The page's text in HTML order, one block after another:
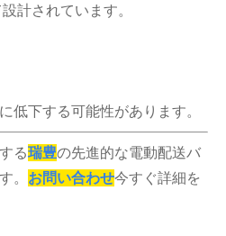
計されています。
下する可能性があります。
る瑞豊の先進的な電動配送バ
。 お問い合わせ今すぐ詳細を